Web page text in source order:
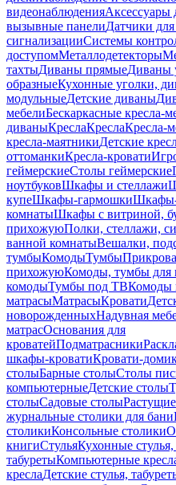
видеонаблюденияАксессуары
вызывные панелиДатчики
сигнализацииСистемы
доступомМеталлодетекторы
тахтыДиваны прямыеДиваны
образныеКухонные уголки,
модульныеДетские диваны
мебелиБескаркасные кресла-
диваныКреслаКреслаКресла-
кресла-маятникиДетские
оттоманкиКресла-кровати
геймерскиеСтолы геймерские
ноутбуковШкафы и стеллажи
купеШкафы-гармошкиШкафы-
комнатыШкафы с витриной,
прихожуюПолки, стеллажи,
ванной комнатыВешалки,
тумбыКомодыТумбы
прихожуюКомоды, тумбы для
комодыТумбы под ТВКомоды
матрасыМатрасыКровати
новорожденныхНадувная
матрасОснования для
кроватейПодматрасники
шкафы-кроватиКровати-
столыБарные столыСтолы
компьютерныеДетские столы
столыСадовые столы
журнальные столики для бани
столикиКонсольные столики
книгиСтульяКухонные стулья,
табуретыКомпьютерные
креслаДетские стулья,